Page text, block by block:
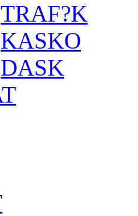
TRAF?K
KASKO
DASK